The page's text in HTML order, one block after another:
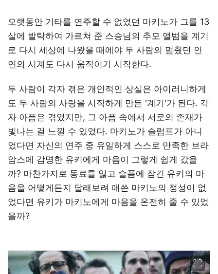
오랫동안 기타를 연주할 수 없었던 마키노가 그를 13
살에 발탁하여 가르쳐 준 스승님의 추모 앨범을 계기
로 다시 세상에 나왔을 때에야 두 사람의 멈췄던 인
연의 시계도 다시 움직이기 시작한다.
두 사람이 각자 겪은 개인적인 상실은 아이러니하게
도 두 사람의 사랑을 시작하게 만든 '계기'가 된다. 각
자 아픔은 겪었지만, 그 아픔 속에서 서로의 존재가
빛나는 걸 느낄 수 있었다. 마키노가 슬럼프가 아니
었다면 자신의 연주 중 유일하게 스스로 만족한 브라
암스에 감명한 유키에게 마음이 그렇게 쉽게 갔을
까? 마찬가지로 동료를 잃고 슬픔에 잠긴 유키의 마
음을 어떻게든지 달래보려 애쓴 마키노의 정성이 없
었다면 유키가 마키노에게 마음을 온전히 줄 수 있었
을까?